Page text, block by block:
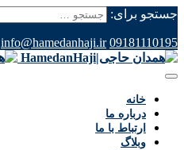
جستجو برای:
09181110195
info@hamedanhaji.ir
خانه
درباره ما
ارتباط با ما
وبلاگ